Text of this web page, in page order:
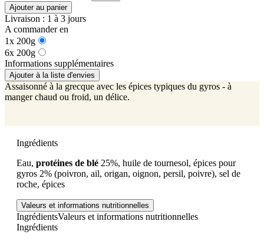
Ajouter au panier
Livraison : 1 à 3 jours
A commander en
1x 200g
6x 200g
Informations supplémentaires
Ajouter à la liste d'envies
Assaisonné à la grecque avec les épices typiques du gyros - à
manger chaud ou froid, un délice.
Ingrédients
Eau, protéines de blé 25%, huile de tournesol, épices pour
gyros 2% (poivron, ail, origan, oignon, persil, poivre), sel de
roche, épices
Valeurs et informations nutritionnelles
IngrédientsValeurs et informations nutritionnelles
Ingrédients